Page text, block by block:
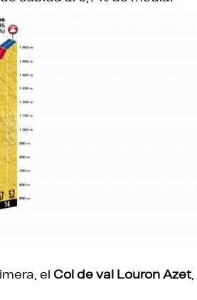
el Col de val Louron Azet,